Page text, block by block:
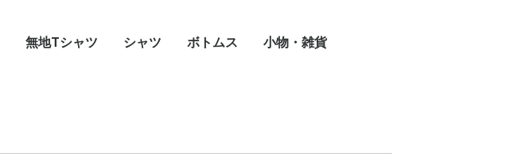
無地Tシャツ シャツ ボトムス 小物・雑貨